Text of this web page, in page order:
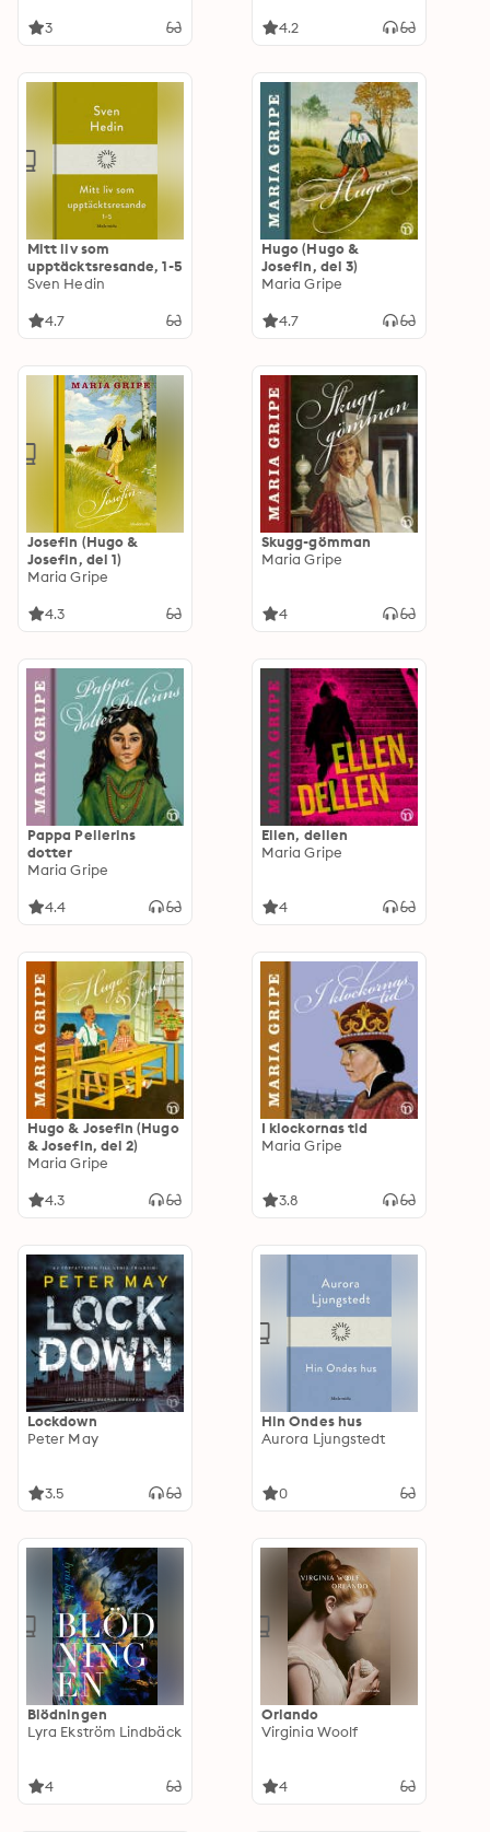
3 4.2
Mitt liv som
upptäcktsresande, 1-5
Sven Hedin
4.7
Hugo (Hugo &
Josefin, del 3)
Maria Gripe
4.7
Josefin (Hugo &
Josefin, del 1)
Maria Gripe
4.3
Skugg-gömman
Maria Gripe
4
Pappa Pellerins
dotter
Maria Gripe
4.4
Ellen, dellen
Maria Gripe
4
Hugo & Josefin (Hugo
& Josefin, del 2)
Maria Gripe
4.3
I klockornas tid
Maria Gripe
3.8
Lockdown
Peter May
3.5
Hin Ondes hus
Aurora Ljungstedt
0
Blödningen
Lyra Ekström Lindbäck
4
Orlando
Virginia Woolf
4